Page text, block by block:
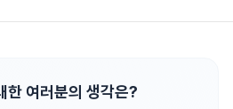
한 여러분의 생각은?